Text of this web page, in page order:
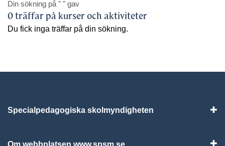
Din sökning på " " gav
0 träffar på kurser och aktiviteter
Du fick inga träffar på din sökning.
Specialpedagogiska skolmyndigheten
Om webbplatsen www.spsm.se